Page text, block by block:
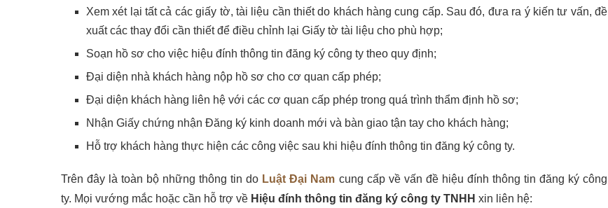
Xem xét lại tất cả các giấy tờ, tài liệu cần thiết do khách hàng cung cấp. Sau đó, đưa ra ý kiến tư vấn, đề
xuất các thay đổi cần thiết để điều chỉnh lại Giấy tờ tài liệu cho phù hợp;
Soạn hồ sơ cho việc hiệu đính thông tin đăng ký công ty theo quy định;
Đại diện nhà khách hàng nộp hồ sơ cho cơ quan cấp phép;
Đại diện khách hàng liên hệ với các cơ quan cấp phép trong quá trình thẩm định hồ sơ;
Nhận Giấy chứng nhận Đăng ký kinh doanh mới và bàn giao tận tay cho khách hàng;
Hỗ trợ khách hàng thực hiện các công việc sau khi hiệu đính thông tin đăng ký công ty.
Trên đây là toàn bộ những thông tin do Luật Đại Nam cung cấp về vấn đề hiệu đính thông tin đăng ký công
ty. Mọi vướng mắc hoặc cần hỗ trợ về Hiệu đính thông tin đăng ký công ty TNHH xin liên hệ: